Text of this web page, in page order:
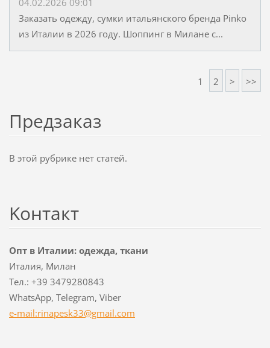
Заказать одежду, сумки итальянского бренда Pinko
из Италии в 2026 году. Шоппинг в Милане с...
1 2 > >>
Предзаказ
В этой рубрике нет статей.
Koнтакт
Опт в Италии: одежда, ткани
Италия, Милан
Тел.: +39 3479280843
WhatsApp, Telegram, Viber
e-mail:rinapesk33@gmail.com